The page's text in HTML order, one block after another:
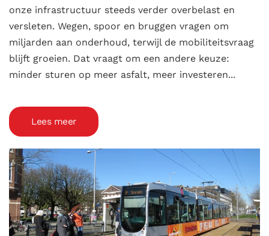
onze infrastructuur steeds verder overbelast en
versleten. Wegen, spoor en bruggen vragen om
miljarden aan onderhoud, terwijl de mobiliteitsvraag
blijft groeien. Dat vraagt om een andere keuze:
minder sturen op meer asfalt, meer investeren...
Lees meer